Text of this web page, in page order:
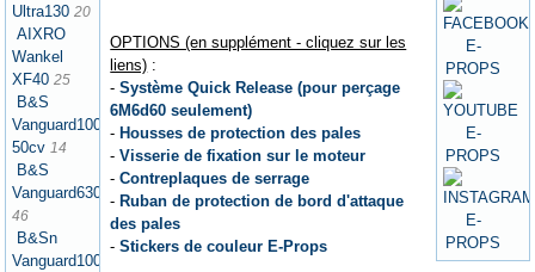
Ultra130 20
AIXRO
Wankel
XF40 25
B&S
Vanguard1000
50cv 14
B&S
Vanguard630
46
B&Sn
Vanguard1000
OPTIONS (en supplément - cliquez sur les
liens) :
-Système Quick Release (pour perçage
6M6d60 seulement)
-Housses de protection des pales
-Visserie de fixation sur le moteur
-Contreplaques de serrage
-Ruban de protection de bord d'attaque
des pales
-Stickers de couleur E-Props